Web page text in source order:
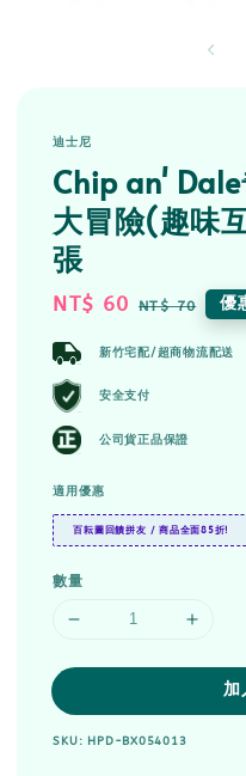
迪士尼
Chip an'
大冒險(趣味
張
Sale
NT$ 60 Regular
NT$ 70 優
新竹宅配/超商物流配送
安全支付
公司貨正品保證
適用優惠
百耘圖回饋拼友 / 商品全面85折!
數量
加
SKU: HPD-BX054013